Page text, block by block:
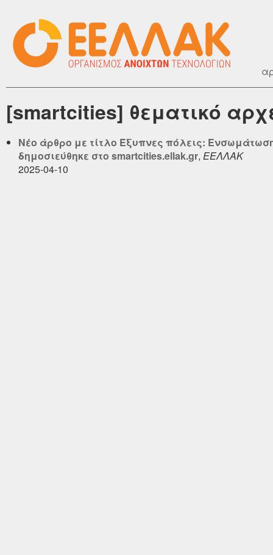
[smartcities] θεματικό
Νέο άρθρο με τίτλο Έξυπνες πόλεις:
δημοσιεύθηκε στο smartcities.ellak.gr, ΕΕΛΛΑΚ
2025-04-10